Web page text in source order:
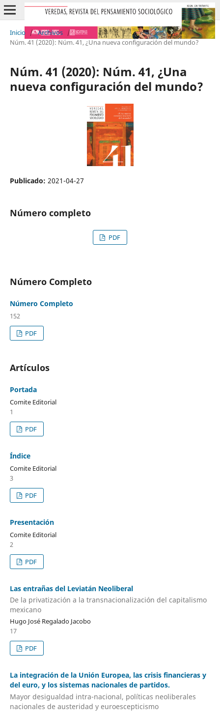
Inicio / Archivos /
Núm. 41 (2020): Núm. 41, ¿Una nueva configuración del mundo?
Núm. 41 (2020): Núm. 41, ¿Una
nueva configuración del mundo?
Publicado: 2021-04-27
Número completo
PDF
Número Completo
Número Completo
152
PDF
Artículos
Portada
Comite Editorial
1
PDF
Índice
Comite Editorial
3
PDF
Presentación
Comite Editorial
2
PDF
Las entrañas del Leviatán Neoliberal
De la privatización a la transnacionalización del capitalismo
mexicano
Hugo José Regalado Jacobo
17
PDF
La integración de la Unión Europea, las crisis financieras y
del euro, y los sistemas nacionales de partidos.
Mayor desigualdad intra-nacional, políticas neoliberales
nacionales de austeridad y euroescepticismo